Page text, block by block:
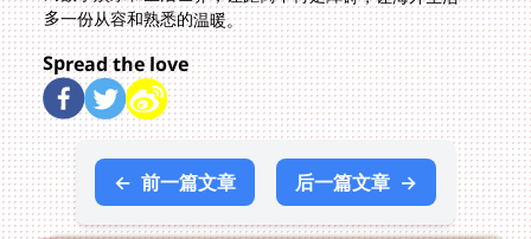
多一份从容和熟悉的温暖。
Spread the love
← 前一篇文章 后一篇文章 →